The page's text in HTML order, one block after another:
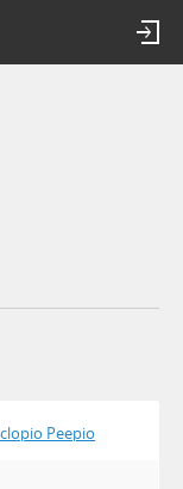
Peepio